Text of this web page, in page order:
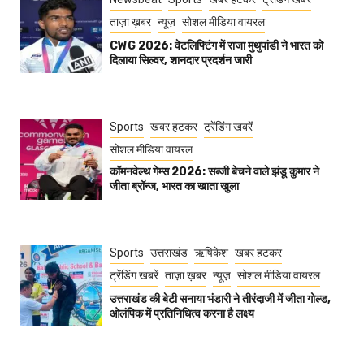
ताज़ा ख़बर न्यूज़ सोशल मीडिया वायरल
CWG 2026: वेटलिफ्टिंग में राजा मुथुपांडी ने भारत को
दिलाया सिल्वर, शानदार प्रदर्शन जारी
Sports खबर हटकर ट्रेंडिंग खबरें
सोशल मीडिया वायरल
कॉमनवेल्थ गेम्स 2026: सब्जी बेचने वाले झंडू कुमार ने
जीता ब्रॉन्ज, भारत का खाता खुला
Sports उत्तराखंड ऋषिकेश खबर हटकर
ट्रेंडिंग खबरें ताज़ा ख़बर न्यूज़ सोशल मीडिया वायरल
उत्तराखंड की बेटी सनाया भंडारी ने तीरंदाजी में जीता गोल्ड,
ओलंपिक में प्रतिनिधित्व करना है लक्ष्य